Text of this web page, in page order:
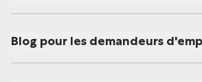
Blog pour les demandeurs